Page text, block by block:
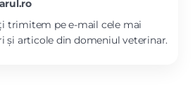
trimitem pe e-mail cele mai
și articole din domeniul veterinar.